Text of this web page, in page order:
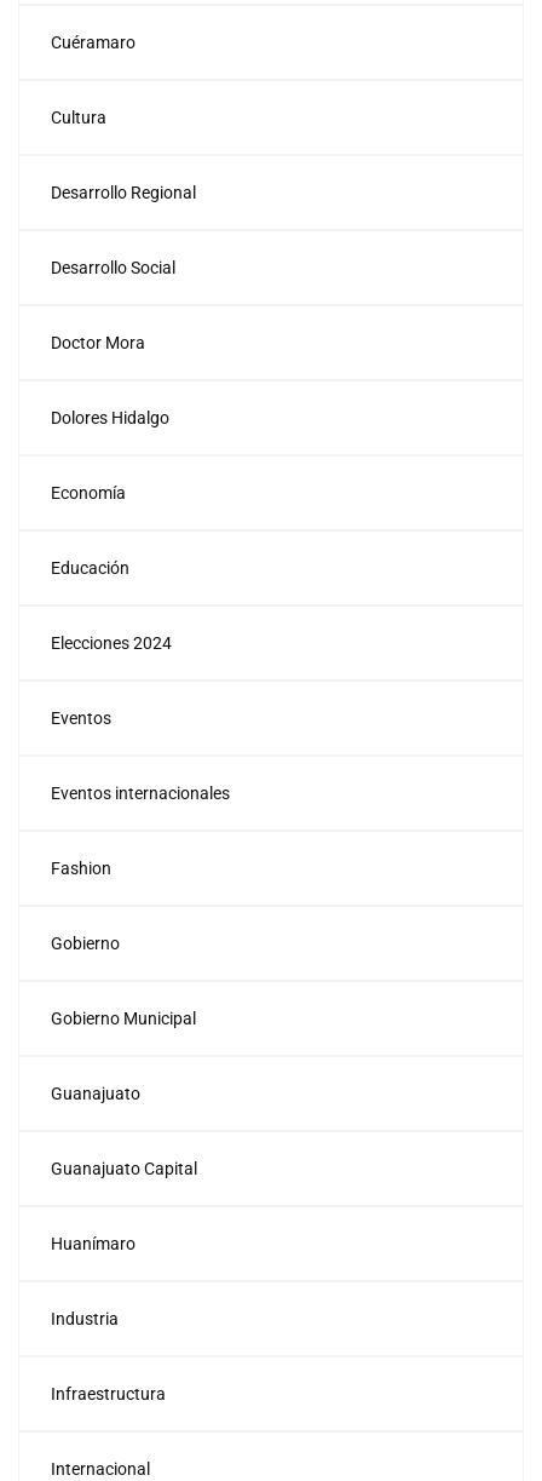
Cuéramaro
Cultura
Desarrollo Regional
Desarrollo Social
Doctor Mora
Dolores Hidalgo
Economía
Educación
Elecciones 2024
Eventos
Eventos internacionales
Fashion
Gobierno
Gobierno Municipal
Guanajuato
Guanajuato Capital
Huanímaro
Industria
Infraestructura
Internacional